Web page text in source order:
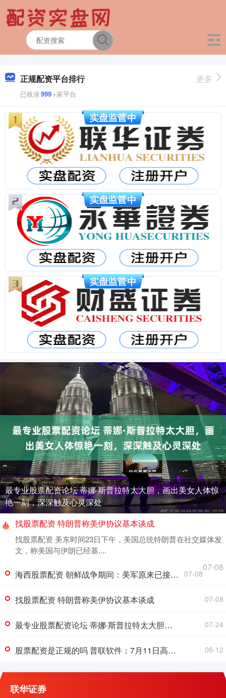
正规配资平台排行
已收录999+家平台
更多
最专业股票配资论坛 蒂娜·斯普拉特太大胆，画出美女人体惊
艳一刻，深深触及心灵深处
找股票配资 特朗普称美伊协议基本谈成
找股票配资 美东时间23日下午，美国总统特朗普在社交媒体发
文，称美国与伊朗已经基....
07-08
海西股票配资 朝鲜战争期间：美军原来已接近击败中国，却碰上中国决死的指挥官 07-08
找股票配资 特朗普称美伊协议基本谈成 07-08
最专业股票配资论坛 蒂娜·斯普拉特太大胆，画出美女人体惊艳一刻，深深触及心灵深处 07-24
股票配资是正规的吗 普联软件：7月11日高管冯学伟、张廷兵减持股份合计3.75万股 06-12
联华证券